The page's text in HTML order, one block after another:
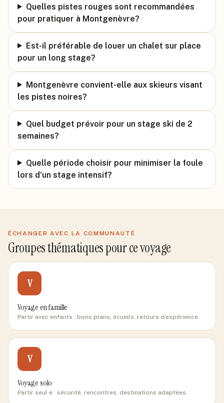
Quelles pistes rouges sont recommandées
pour pratiquer à Montgenèvre?
Est-il préférable de louer un chalet sur place
pour un long stage?
Montgenèvre convient-elle aux skieurs visant
les pistes noires?
Quel budget prévoir pour un stage ski de 2
semaines?
Quelle période choisir pour minimiser la foule
lors d'un stage intensif?
ÉCHANGER AVEC LA COMMUNAUTÉ
Groupes thématiques pour ce voyage
V
Voyage en famille
Partir avec enfants : bons plans, écueils, retours d'expérience.
V
Voyage solo
Partir seul·e : sécurité, rencontres, destinations adaptées.